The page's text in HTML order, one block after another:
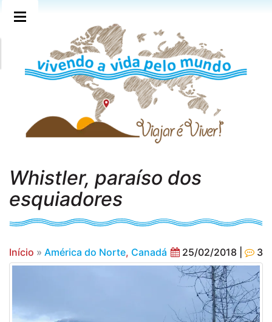
Whistler, paraíso dos
esquiadores
Início » América do Norte, Canadá 25/02/2018 | 3